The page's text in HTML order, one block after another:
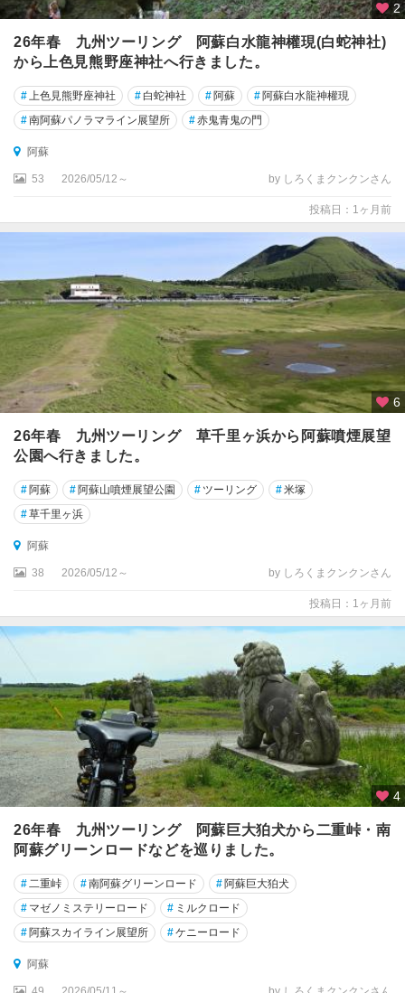
2
26年春 九州ツーリング 阿蘇白水龍神權現(白蛇神社)
から上色見熊野座神社へ行きました。
# 上色見熊野座神社 # 白蛇神社 #阿蘇 #阿蘇白水龍神權現
#南阿蘇パノラマライン展望所 #赤鬼青鬼の門
阿蘇
53 2026/05/12～ by しろくまクンクンさん
投稿日：1ヶ月前
6
26年春 九州ツーリング 草千里ヶ浜から阿蘇噴煙展望
公園へ行きました。
#阿蘇 #阿蘇山噴煙展望公園 # ツーリング #米塚
#草千里ヶ浜
阿蘇
38 2026/05/12～ by しろくまクンクンさん
投稿日：1ヶ月前
4
26年春 九州ツーリング 阿蘇巨大狛犬から二重峠・南
阿蘇グリーンロードなどを巡りました。
# 二重峠 #南阿蘇グリーンロード #阿蘇巨大狛犬
# マゼノミステリーロード # ミルクロード
#阿蘇スカイライン展望所 #ケニーロード
阿蘇